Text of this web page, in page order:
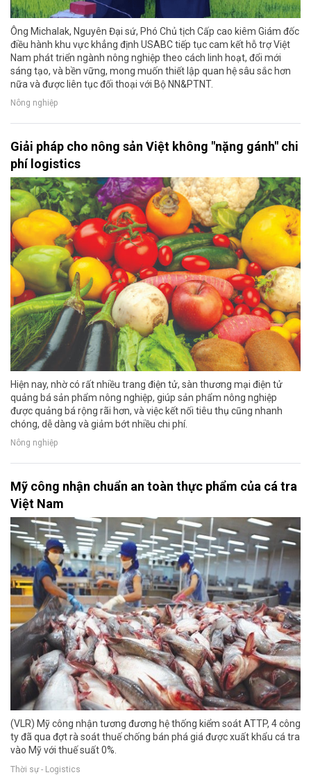
Ông Michalak, Nguyên Đại sứ, Phó Chủ tịch Cấp cao kiêm Giám đốc
điều hành khu vực khẳng định USABC tiếp tục cam kết hỗ trợ Việt
Nam phát triển ngành nông nghiệp theo cách linh hoạt, đổi mới
sáng tạo, và bền vững, mong muốn thiết lập quan hệ sâu sắc hơn
nữa và được liên tục đối thoại với Bộ NN&PTNT.
Nông nghiệp
Giải pháp cho nông sản Việt không "nặng gánh" chi
phí logistics
Hiện nay, nhờ có rất nhiều trang điện tử, sàn thương mại điện tử
quảng bá sản phẩm nông nghiệp, giúp sản phẩm nông nghiệp
được quảng bá rộng rãi hơn, và việc kết nối tiêu thụ cũng nhanh
chóng, dễ dàng và giảm bớt nhiều chi phí.
Nông nghiệp
Mỹ công nhận chuẩn an toàn thực phẩm của cá tra
Việt Nam
(VLR) Mỹ công nhận tương đương hệ thống kiểm soát ATTP, 4 công
ty đã qua đợt rà soát thuế chống bán phá giá được xuất khẩu cá tra
vào Mỹ với thuế suất 0%.
Thời sự - Logistics